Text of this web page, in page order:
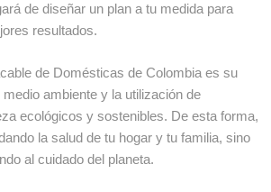
de diseñar un plan a tu medida para
resultados.
de Domésticas de Colombia es su
ambiente y la utilización de
ecológicos y sostenibles. De esta forma,
la salud de tu hogar y tu familia, sino
al cuidado del planeta.